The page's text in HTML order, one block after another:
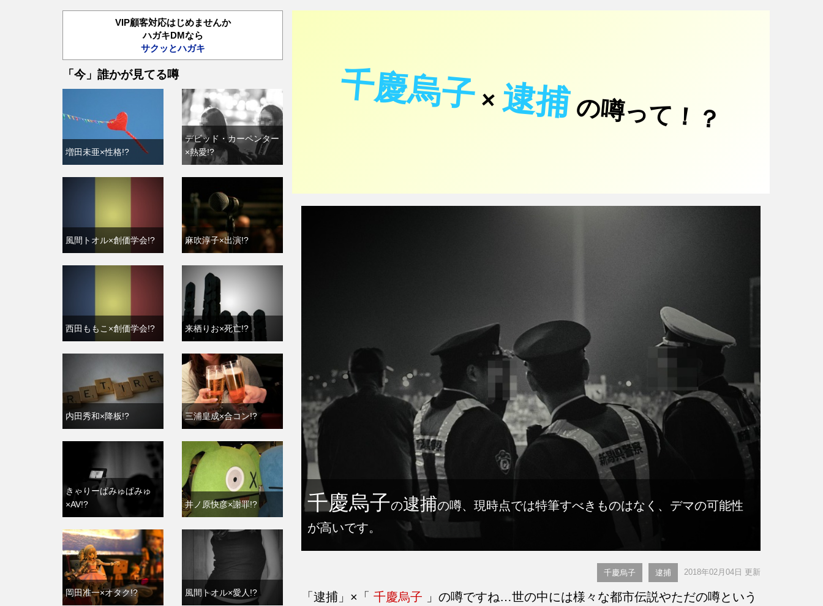
千慶烏子×逮捕の噂って！？
千慶烏子の逮捕の噂、現時点では特筆すべきものはなく、デマの可能性
が高いです。
千慶烏子 逮捕 2018年02月04日 更新
「逮捕」×「 千慶烏子 」の噂ですね…世の中には様々な都市伝説やただの噂という
VIP顧客対応はじめませんか
ハガキDMなら
サクッとハガキ
「今」誰かが見てる噂
増田未亜×性格!?
デビッド・カーペンター
×熱愛!?
風間トオル×創価学会!? 麻吹淳子×出演!?
西田ももこ×創価学会!? 来栖りお×死亡!?
内田秀和×降板!? 三浦皇成×合コン!?
きゃりーぱみゅぱみゅ
×AV!?
井ノ原快彦×謝罪!?
岡田准一×オタク!? 風間トオル×愛人!?